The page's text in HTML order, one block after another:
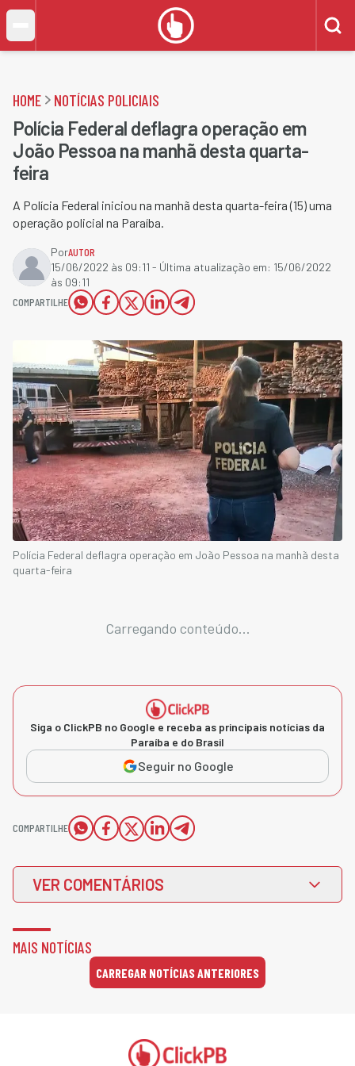
HOME NOTÍCIAS POLICIAIS
Polícia Federal deflagra operação em
João Pessoa na manhã desta quarta-
feira
A Polícia Federal iniciou na manhã desta quarta-feira (15) uma
operação policial na Paraíba.
PorAUTOR
15/06/2022 às 09:11 - Última atualização em: 15/06/2022
às 09:11
COMPARTILHE
Polícia Federal deflagra operação em João Pessoa na manhã desta
quarta-feira
Carregando conteúdo...
Siga o ClickPB no Google e receba as principais notícias da
Paraíba e do Brasil
Seguir no Google
COMPARTILHE
VER COMENTÁRIOS
MAIS NOTÍCIAS
CARREGAR NOTÍCIAS ANTERIORES